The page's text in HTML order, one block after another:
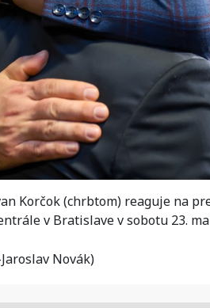
Korčok (chrbtom) reaguje na
v Bratislave v sobotu 23.
Novák)